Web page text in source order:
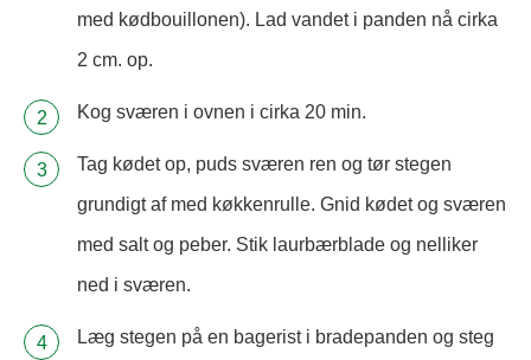
med kødbouillonen). Lad vandet i panden nå cirka
2 cm. op.
Kog sværen i ovnen i cirka 20 min.
Tag kødet op, puds sværen ren og tør stegen
grundigt af med køkkenrulle. Gnid kødet og sværen
med salt og peber. Stik laurbærblade og nelliker
ned i sværen.
Læg stegen på en bagerist i bradepanden og steg